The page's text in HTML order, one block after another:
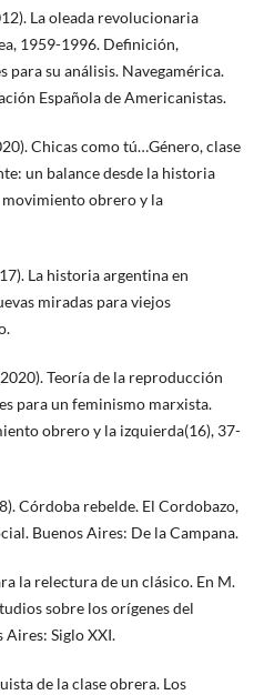
La oleada revolucionaria
1959-1996. Definición,
para su análisis. Navegamérica.
Española de Americanistas.
Chicas como tú…Género, clase
un balance desde la historia
obrero y la
La historia argentina en
miradas para viejos
Teoría de la reproducción
para un feminismo marxista.
obrero y la izquierda(16), 37-
Córdoba rebelde. El Cordobazo,
Buenos Aires: De la Campana.
la relectura de un clásico. En M.
sobre los orígenes del
Aires: Siglo XXI.
de la clase obrera. Los